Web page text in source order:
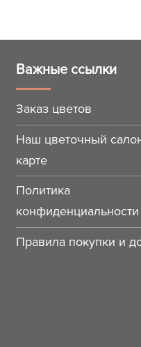
Важные ссылки
Заказ цветов
Наш цветочный
карте
Политика
конфиденциальности
Правила покупки и